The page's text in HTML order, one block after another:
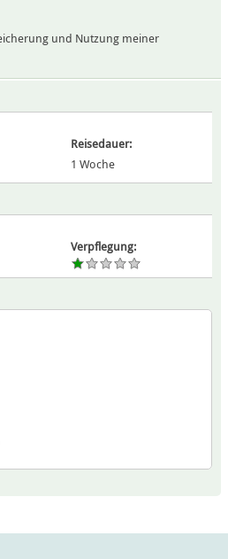
und Nutzung meiner
Reisedauer:
1 Woche
Verpflegung: